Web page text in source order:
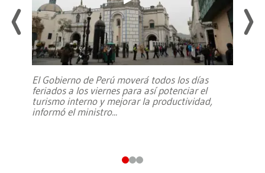
El Gobierno de Perú moverá todos los días
feriados a los viernes para así potenciar el
turismo interno y mejorar la productividad,
informó el ministro...